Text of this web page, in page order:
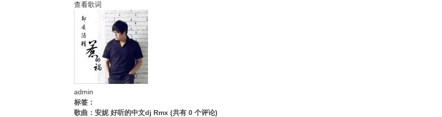
查看歌词
admin
标签：
歌曲：安妮 好听的中文dj Rmx (共有 0 个评论)